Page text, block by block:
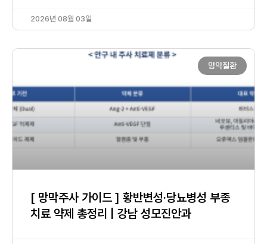
2026년 08월 03일
망막질환
[ 망막주사 가이드 ] 황반변성·당뇨병성 부종
치료 약제 총정리 | 강남 성모진안과